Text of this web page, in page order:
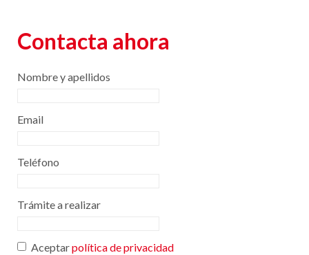
Contacta ahora
Nombre y apellidos
Email
Teléfono
Trámite a realizar
Aceptarpolítica de privacidad